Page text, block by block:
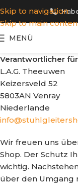
Skip to navigation
Skip to main
MENÜ
Verantwortlicher
L.A.G. Theeuwen
Keizersveld 52
5803AN Venray
Niederlande
Wir freuen uns
Shop. Der Schutz
wichtig.
über den Umgang